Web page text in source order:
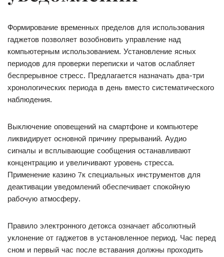
Формирование временных пределов для использования
гаджетов позволяет возобновить управление над
компьютерным использованием. Установление ясных
периодов для проверки переписки и чатов ослабляет
беспрерывное стресс. Предлагается назначать два-три
хронологических периода в день вместо систематического
наблюдения.
Выключение оповещений на смартфоне и компьютере
ликвидирует основной причину прерываний. Аудио
сигналы и всплывающие сообщения останавливают
концентрацию и увеличивают уровень стресса.
Применение казино 7к специальных инструментов для
деактивации уведомлений обеспечивает спокойную
рабочую атмосферу.
Правило электронного детокса означает абсолютный
уклонение от гаджетов в установленное период. Час перед
сном и первый час после вставания должны проходить